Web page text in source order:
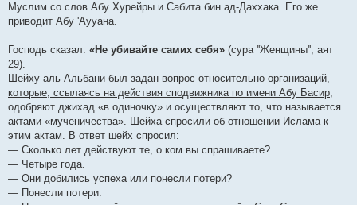
Муслим со слов Абу Хурейры и Сабита бин ад-Даххака. Его же
приводит Абу 'Аууана.
Господь сказал: «Не убивайте самих себя» (сура ''Женщины'', аят
29).
Шейху аль-Альбани был задан вопрос относительно организаций,
которые, ссылаясь на действия сподвижника по имени Абу Басир,
одобряют джихад «в одиночку» и осуществляют то, что называется
актами «мученичества». Шейха спросили об отношении Ислама к
этим актам. В ответ шейх спросил:
— Сколько лет действуют те, о ком вы спрашиваете?
— Четыре года.
— Они добились успеха или понесли потери?
— Понесли потери.